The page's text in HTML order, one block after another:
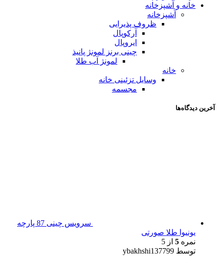
خانه و آشپزخانه
آشپزخانه
ظروف پذیرایی
آرکوپال
ایروپال
چینی برنز لمونژ پانیذ
لمونژ آب طلا
خانه
وسایل تزئینی خانه
مجسمه
آخرین دیدگاه‌ها
سرویس چینی 87 پارچه
یونیوا طلا صورتی
نمره 5 از 5
توسط ybakhshi137799